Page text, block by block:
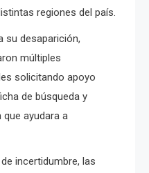
regiones del país.
su desaparición,
múltiples
solicitando apoyo
de búsqueda y
ayudara a
incertidumbre, las